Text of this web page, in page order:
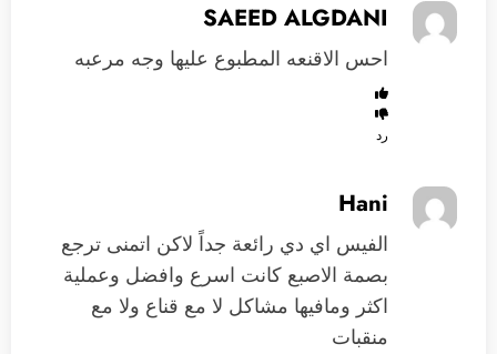
SAEED ALGDANI
احس الاقنعه المطبوع عليها وجه مرعبه
رد
Hani
الفيس اي دي رائعة جداً لاكن اتمنى ترجع
بصمة الاصبع كانت اسرع وافضل وعملية
اكثر ومافيها مشاكل لا مع قناع ولا مع
منقبات